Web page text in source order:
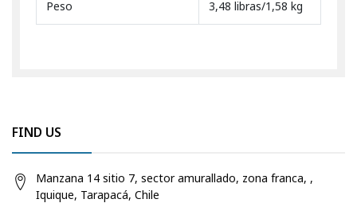
Peso 3,48 libras/1,58 kg
FIND US
Manzana 14 sitio 7, sector amurallado, zona franca, ,
Iquique, Tarapacá, Chile